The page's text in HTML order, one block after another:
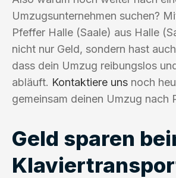
Umzugsunternehmen suchen?
Pfeffer Halle (Saale) aus Halle
nicht nur Geld, sondern hast
dass dein Umzug reibungslos
abläuft. Kontaktiere uns noch
gemeinsam deinen Umzug nach
Geld sparen